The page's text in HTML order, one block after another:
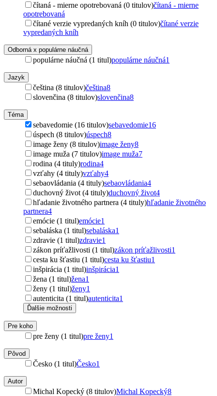
čítaná - mierne opotrebovaná (0 titulov)čítaná - mierne
opotrebovaná
čítané verzie vypredaných kníh (0 titulov)čítané verzie
vypredaných kníh
Odborná x populárne náučná
populárne náučná (1 titul)populárne náučná1
Jazyk
čeština (8 titulov)čeština8
slovenčina (8 titulov)slovenčina8
Téma
sebavedomie (16 titulov)sebavedomie16
úspech (8 titulov)úspech8
image ženy (8 titulov)image ženy8
image muža (7 titulov)image muža7
rodina (4 tituly)rodina4
vzťahy (4 tituly)vzťahy4
sebaovládania (4 tituly)sebaovládania4
duchovný život (4 tituly)duchovný život4
hľadanie životného partnera (4 tituly)hľadanie životného
partnera4
emócie (1 titul)emócie1
sebaláska (1 titul)sebaláska1
zdravie (1 titul)zdravie1
zákon príťažlivosti (1 titul)zákon príťažlivosti1
cesta ku šťastiu (1 titul)cesta ku šťastiu1
inšpirácia (1 titul)inšpirácia1
žena (1 titul)žena1
ženy (1 titul)ženy1
autenticita (1 titul)autenticita1
Ďalšie možnosti
Pre koho
pre ženy (1 titul)pre ženy1
Pôvod
Česko (1 titul)Česko1
Autor
Michal Kopecký (8 titulov)Michal Kopecký8